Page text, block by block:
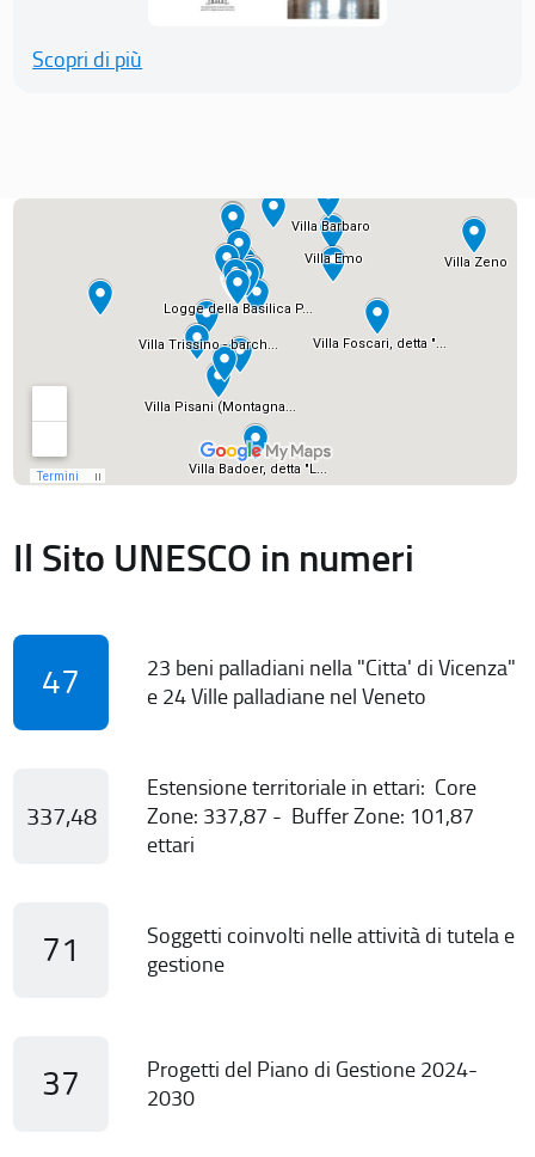
Scopri di più
Il Sito UNESCO in numeri
47
23 beni palladiani nella "Citta' di Vicenza"
e 24 Ville palladiane nel Veneto
337,48
Estensione territoriale in ettari: Core
Zone: 337,87 - Buffer Zone: 101,87
ettari
71
Soggetti coinvolti nelle attività di tutela e
gestione
37
Progetti del Piano di Gestione 2024-
2030